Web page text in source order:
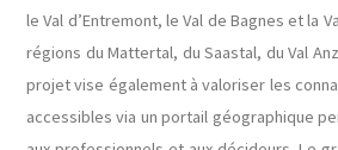
le Val d’Entremont, le Val de Bagnes et la
régions du Mattertal, du Saastal, du Val
projet vise également à valoriser les
accessibles via un portail géographique